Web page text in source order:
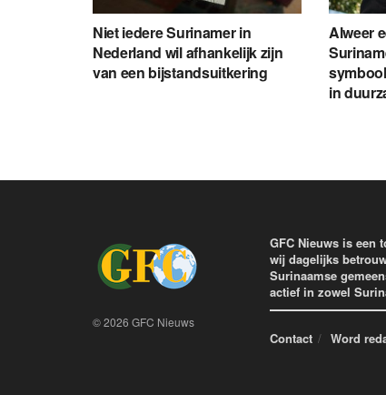
Niet iedere Surinamer in
Nederland wil afhankelijk zijn
van een bijstandsuitkering
Alweer
in
© 2026 GFC Nieuws
GFC Nieuws is een
wij dagelijks
Surinaamse
actief in zowel
Contact Word